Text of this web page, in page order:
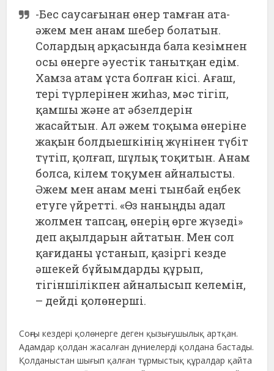
-Бес саусағынан өнер тамған ата-
әжем мен анам шебер болатын.
Солардың арқасында бала кезімнен
осы өнерге әуестік танытқан едім.
Хамза атам ұста болған кісі. Ағаш,
тері түрлерінен жиһаз, мәс тігіп,
қамшы және ат әбзелдерін
жасайтын. Ал әжем тоқыма өнеріне
жақын болдыешкінің жүнінен түбіт
түтіп, қолғап, шұлық тоқитын. Анам
болса, кілем тоқумен айналысты.
Әжем мен анам мені тынбай еңбек
етуге үйретті. «Өз наныңды адал
жолмен тапсаң, өнерің өрге жүзеді»
деп ақылдарын айтатын. Мен сол
қағиданы ұстанып, қазіргі кезде
әшекей бұйымдарды құрып,
тігіншілікпен айналысып келемін,
– дейді қолөнерші.
Соңғы кездері қолөнерге деген қызығушылық артқан.
Адамдар қолдан жасалған дүниелерді қолдана бастады.
Қолданыстан шығып қалған тұрмыстық құралдар қайта